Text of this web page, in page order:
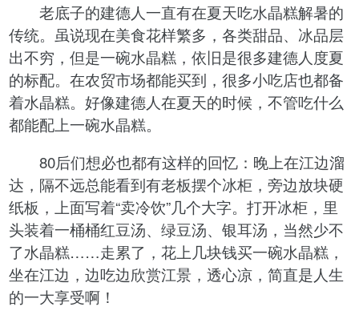
老底子的建德人一直有在夏天吃水晶糕解暑的
传统。虽说现在美食花样繁多，各类甜品、冰品层
出不穷，但是一碗水晶糕，依旧是很多建德人度夏
的标配。在农贸市场都能买到，很多小吃店也都备
着水晶糕。好像建德人在夏天的时候，不管吃什么
都能配上一碗水晶糕。
80后们想必也都有这样的回忆：晚上在江边溜
达，隔不远总能看到有老板摆个冰柜，旁边放块硬
纸板，上面写着“卖冷饮”几个大字。打开冰柜，里
头装着一桶桶红豆汤、绿豆汤、银耳汤，当然少不
了水晶糕……走累了，花上几块钱买一碗水晶糕，
坐在江边，边吃边欣赏江景，透心凉，简直是人生
的一大享受啊！